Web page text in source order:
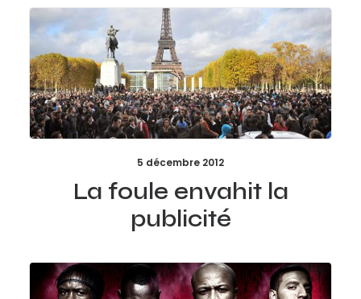
5 décembre 2012
La foule envahit la
publicité